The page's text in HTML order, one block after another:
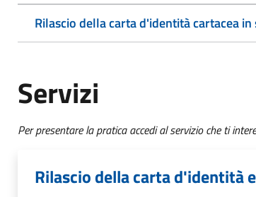
Rilascio della carta d'identità cartacea
Servizi
Per presentare la pratica accedi al servizio che ti
Rilascio della carta d'identità